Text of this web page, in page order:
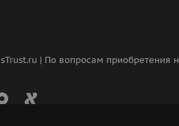
| По вопросам